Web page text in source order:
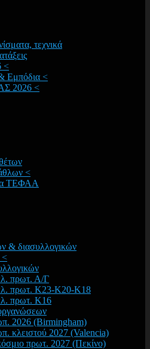
τεχνικά
<
Εμπόδια <
2026 <
<
ΤΕΦΑΑ
& διασυλλογικών
<
πρωτ. Α/Γ
πρωτ. Κ23-Κ20-Κ18
πρωτ. Κ16
2026 (Birmingham)
κλειστού 2027 (Valencia)
πρωτ. 2027 (Πεκίνο)